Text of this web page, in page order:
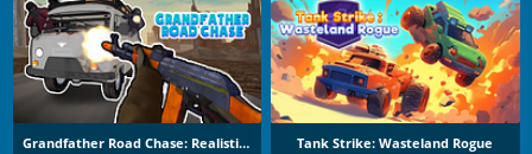
Grandfather Road Chase: Realistic Shooter Tank Strike: Wasteland Rogue